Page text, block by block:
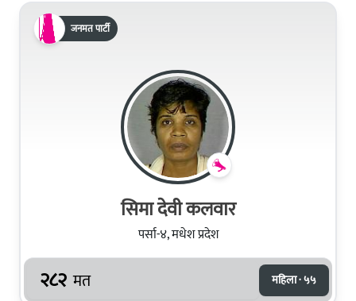
जनमत पार्टी
सिमा देवी कलवार
पर्सा-४, मधेश प्रदेश
२८२ मत महिला · ५५